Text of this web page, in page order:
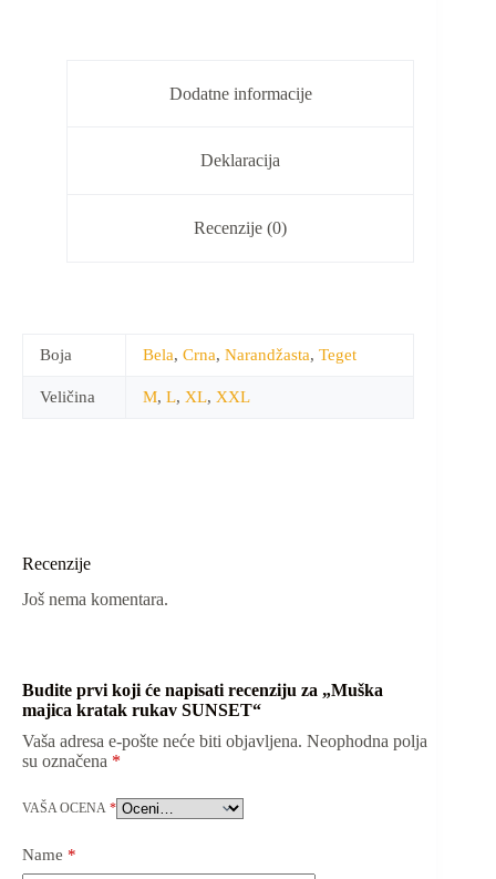
Dodatne informacije
Deklaracija
Recenzije (0)
Boja Bela, Crna, Narandžasta, Teget
Veličina M, L, XL, XXL
Recenzije
Još nema komentara.
Budite prvi koji će napisati recenziju za „Muška
majica kratak rukav SUNSET“
Vaša adresa e-pošte neće biti objavljena. Neophodna polja
su označena *
VAŠA OCENA *
Name *